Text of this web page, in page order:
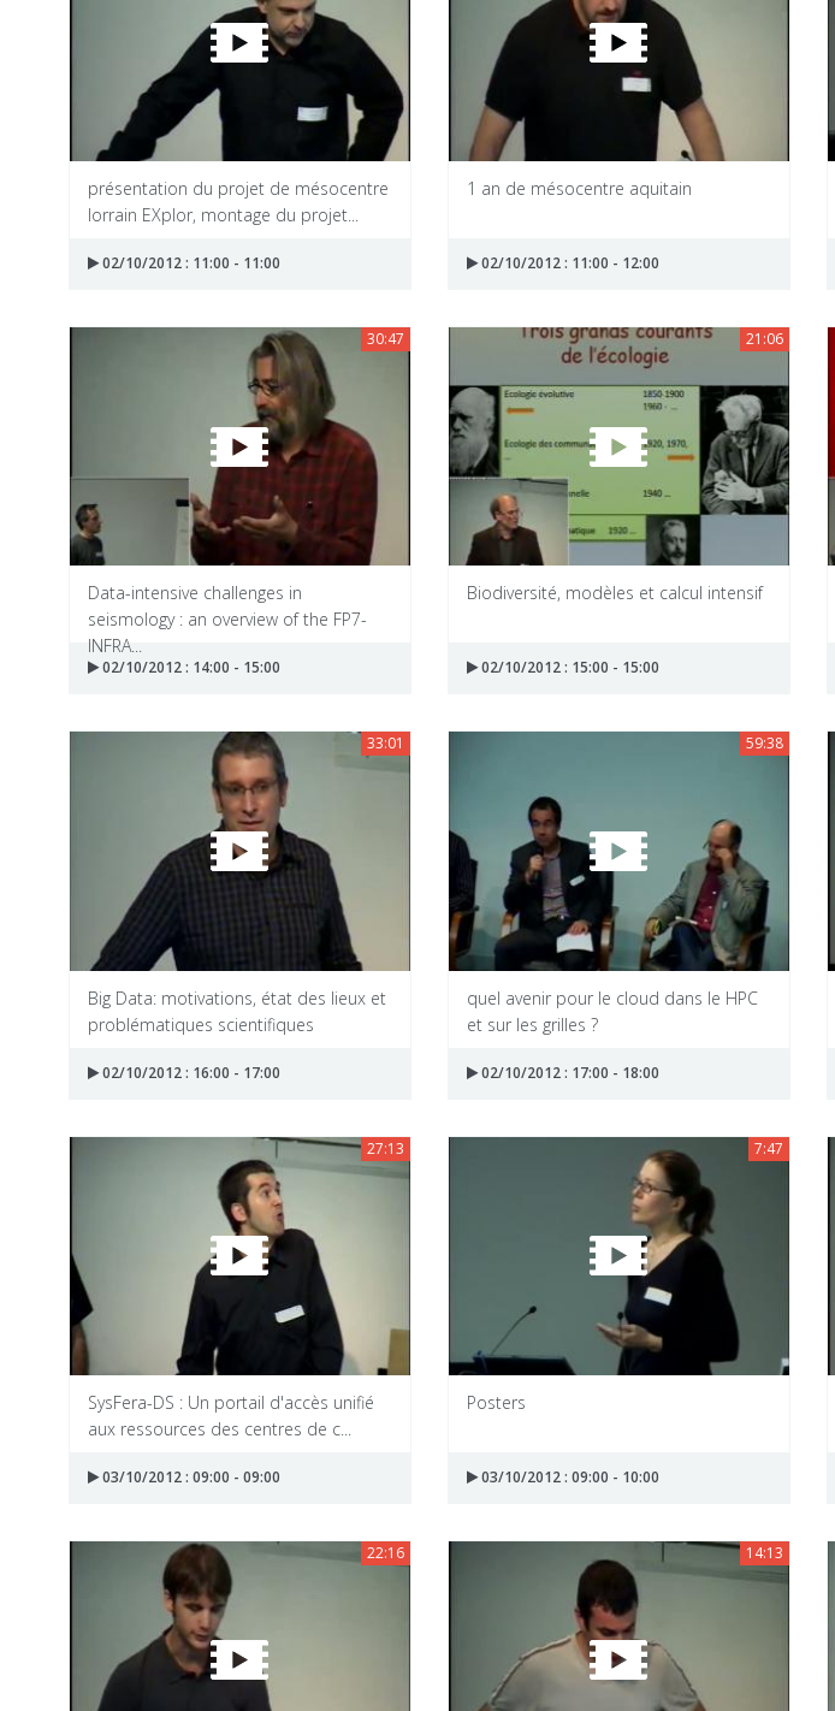
présentation du projet de mésocentre
lorrain EXplor, montage du projet...
02/10/2012 : 11:00 - 11:00
1 an de mésocentre aquitain
02/10/2012 : 11:00 - 12:00
30:47
Data-intensive challenges in
seismology : an overview of the FP7-
INFRA...
02/10/2012 : 14:00 - 15:00
21:06
Biodiversité, modèles et calcul intensif
02/10/2012 : 15:00 - 15:00
33:01
Big Data: motivations, état des lieux et
problématiques scientifiques
02/10/2012 : 16:00 - 17:00
59:38
quel avenir pour le cloud dans le HPC
et sur les grilles ?
02/10/2012 : 17:00 - 18:00
27:13
SysFera-DS : Un portail d'accès unifié
aux ressources des centres de c...
03/10/2012 : 09:00 - 09:00
7:47
Posters
03/10/2012 : 09:00 - 10:00
22:16 14:13